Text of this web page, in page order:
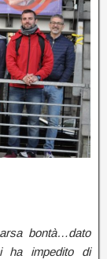
bontà…dato
ha impedito di